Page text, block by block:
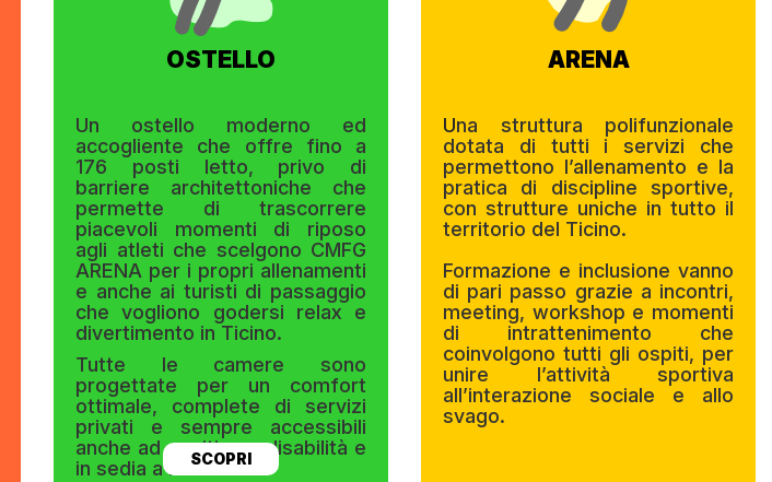
OSTELLO
Un ostello moderno ed
accogliente che offre fino a
176 posti letto, privo di
barriere architettoniche che
permette di trascorrere
piacevoli momenti di riposo
agli atleti che scelgono CMFG
ARENA per i propri allenamenti
e anche ai turisti di passaggio
che vogliono godersi relax e
divertimento in Ticino.
Tutte le camere sono
progettate per un comfort
ottimale, complete di servizi
privati e sempre accessibili
anche ad ospiti con disabilità e
in sedia a rotelle.
SCOPRI
ARENA
Una struttura polifunzionale
dotata di tutti i servizi che
permettono l’allenamento e la
pratica di discipline sportive,
con strutture uniche in tutto il
territorio del Ticino.
Formazione e inclusione vanno
di pari passo grazie a incontri,
meeting, workshop e momenti
di intrattenimento che
coinvolgono tutti gli ospiti, per
unire l’attività sportiva
all’interazione sociale e allo
svago.